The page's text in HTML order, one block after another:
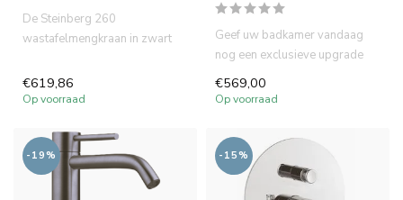
De Steinberg 260
wastafelmengkraan in zwart
hoogwaar...
€619,86
Op voorraad
Geef uw badkamer vandaag
nog een exclusieve upgrade
met de COMO Mood60 Inbouw
Wa...
€569,00
Op voorraad
-19% -15%